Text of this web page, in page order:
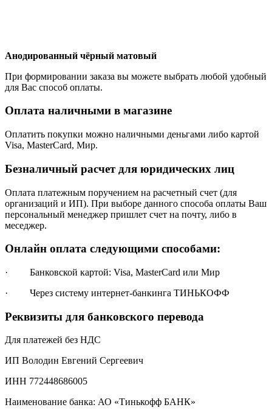
Анодированный чёрный матовый
При формировании заказа вы можете выбрать любой удобный
для Вас способ оплаты.
Оплата наличными в магазине
Оплатить покупки можно наличными деньгами либо картой
Visa, MasterCard, Мир.
Безналичный расчет для юридических лиц
Оплата платежным поручением на расчетный счет (для
организаций и ИП). При выборе данного способа оплаты Ваш
персональный менеджер пришлет счет на почту, либо в
меседжер.
Онлайн оплата следующими способами:
· Банковской картой: Visa, MasterCard или Мир
· Через систему интернет-банкинга ТИНЬКОФФ
Реквизиты для банковского перевода
Для платежей без НДС
ИП Володин Евгений Сергеевич
ИНН 772448686005
Наименование банка: АО «Тинькофф БАНК»